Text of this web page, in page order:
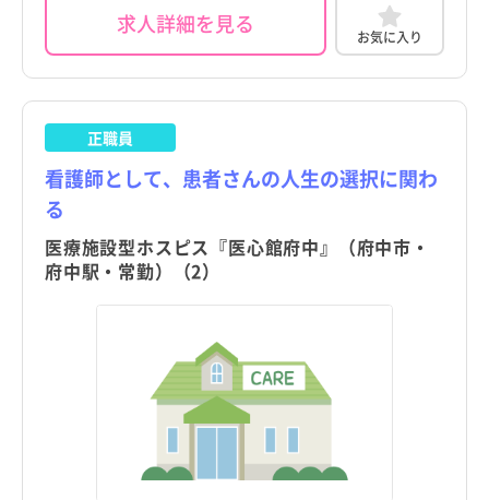
求人詳細を見る お気に入り
正職員
看護師として、患者さんの人生の選択に関わ
る
医療施設型ホスピス『医心館府中』（府中市・
府中駅・常勤）（2）